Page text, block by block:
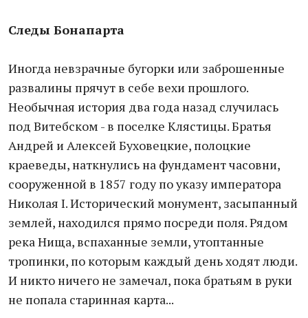
Следы Бонапарта
Иногда невзрачные бугорки или заброшенные
развалины прячут в себе вехи прошлого.
Необычная история два года назад случилась
под Витебском - в поселке Клястицы. Братья
Андрей и Алексей Буховецкие, полоцкие
краеведы, наткнулись на фундамент часовни,
сооруженной в 1857 году по указу императора
Николая I. Исторический монумент, засыпанный
землей, находился прямо посреди поля. Рядом
река Нища, вспаханные земли, утоптанные
тропинки, по которым каждый день ходят люди.
И никто ничего не замечал, пока братьям в руки
не попала старинная карта...